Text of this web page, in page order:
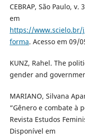
CEBRAP, São Paulo,
em
https://www.scielo.br/
forma. Acesso em 09/
KUNZ, Rahel. The
gender and
MARIANO, Silvana
“Gênero e combate à
Revista Estudos
Disponível em